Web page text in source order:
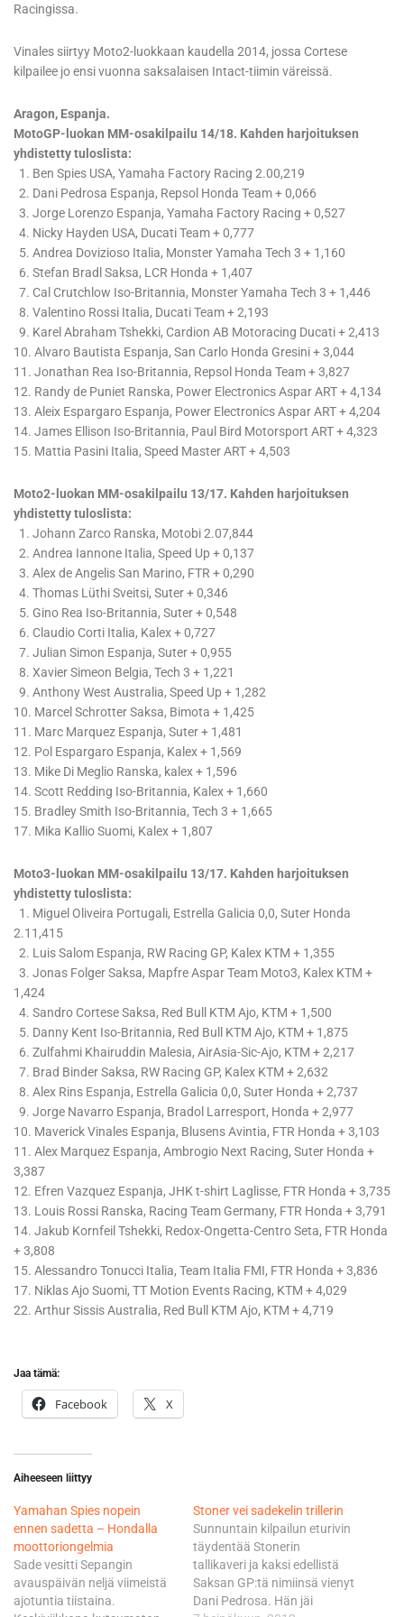
Racingissa.
Vinales siirtyy Moto2-luokkaan kaudella 2014, jossa Cortese
kilpailee jo ensi vuonna saksalaisen Intact-tiimin väreissä.
Aragon, Espanja.
MotoGP-luokan MM-osakilpailu 14/18. Kahden harjoituksen
yhdistetty tuloslista:
1. Ben Spies USA, Yamaha Factory Racing 2.00,219
2. Dani Pedrosa Espanja, Repsol Honda Team + 0,066
3. Jorge Lorenzo Espanja, Yamaha Factory Racing + 0,527
4. Nicky Hayden USA, Ducati Team + 0,777
5. Andrea Dovizioso Italia, Monster Yamaha Tech 3 + 1,160
6. Stefan Bradl Saksa, LCR Honda + 1,407
7. Cal Crutchlow Iso-Britannia, Monster Yamaha Tech 3 + 1,446
8. Valentino Rossi Italia, Ducati Team + 2,193
9. Karel Abraham Tshekki, Cardion AB Motoracing Ducati + 2,413
10. Alvaro Bautista Espanja, San Carlo Honda Gresini + 3,044
11. Jonathan Rea Iso-Britannia, Repsol Honda Team + 3,827
12. Randy de Puniet Ranska, Power Electronics Aspar ART + 4,134
13. Aleix Espargaro Espanja, Power Electronics Aspar ART + 4,204
14. James Ellison Iso-Britannia, Paul Bird Motorsport ART + 4,323
15. Mattia Pasini Italia, Speed Master ART + 4,503
Moto2-luokan MM-osakilpailu 13/17. Kahden harjoituksen
yhdistetty tuloslista:
1. Johann Zarco Ranska, Motobi 2.07,844
2. Andrea Iannone Italia, Speed Up + 0,137
3. Alex de Angelis San Marino, FTR + 0,290
4. Thomas Lüthi Sveitsi, Suter + 0,346
5. Gino Rea Iso-Britannia, Suter + 0,548
6. Claudio Corti Italia, Kalex + 0,727
7. Julian Simon Espanja, Suter + 0,955
8. Xavier Simeon Belgia, Tech 3 + 1,221
9. Anthony West Australia, Speed Up + 1,282
10. Marcel Schrotter Saksa, Bimota + 1,425
11. Marc Marquez Espanja, Suter + 1,481
12. Pol Espargaro Espanja, Kalex + 1,569
13. Mike Di Meglio Ranska, kalex + 1,596
14. Scott Redding Iso-Britannia, Kalex + 1,660
15. Bradley Smith Iso-Britannia, Tech 3 + 1,665
17. Mika Kallio Suomi, Kalex + 1,807
Moto3-luokan MM-osakilpailu 13/17. Kahden harjoituksen
yhdistetty tuloslista:
1. Miguel Oliveira Portugali, Estrella Galicia 0,0, Suter Honda
2.11,415
2. Luis Salom Espanja, RW Racing GP, Kalex KTM + 1,355
3. Jonas Folger Saksa, Mapfre Aspar Team Moto3, Kalex KTM +
1,424
4. Sandro Cortese Saksa, Red Bull KTM Ajo, KTM + 1,500
5. Danny Kent Iso-Britannia, Red Bull KTM Ajo, KTM + 1,875
6. Zulfahmi Khairuddin Malesia, AirAsia-Sic-Ajo, KTM + 2,217
7. Brad Binder Saksa, RW Racing GP, Kalex KTM + 2,632
8. Alex Rins Espanja, Estrella Galicia 0,0, Suter Honda + 2,737
9. Jorge Navarro Espanja, Bradol Larresport, Honda + 2,977
10. Maverick Vinales Espanja, Blusens Avintia, FTR Honda + 3,103
11. Alex Marquez Espanja, Ambrogio Next Racing, Suter Honda +
3,387
12. Efren Vazquez Espanja, JHK t-shirt Laglisse, FTR Honda + 3,735
13. Louis Rossi Ranska, Racing Team Germany, FTR Honda + 3,791
14. Jakub Kornfeil Tshekki, Redox-Ongetta-Centro Seta, FTR Honda
+ 3,808
15. Alessandro Tonucci Italia, Team Italia FMI, FTR Honda + 3,836
17. Niklas Ajo Suomi, TT Motion Events Racing, KTM + 4,029
22. Arthur Sissis Australia, Red Bull KTM Ajo, KTM + 4,719
Jaa tämä:
Facebook X
Aiheeseen liittyy
Yamahan Spies nopein
ennen sadetta – Hondalla
moottoriongelmia
Sade vesitti Sepangin
avauspäivän neljä viimeistä
ajotuntia tiistaina.
Stoner vei sadekelin trillerin
Sunnuntain kilpailun eturivin
täydentää Stonerin
tallikaveri ja kaksi edellistä
Saksan GP:tä nimiinsä vienyt
Dani Pedrosa. Hän jäi